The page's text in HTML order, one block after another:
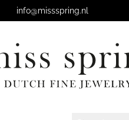
info@missspring.nl